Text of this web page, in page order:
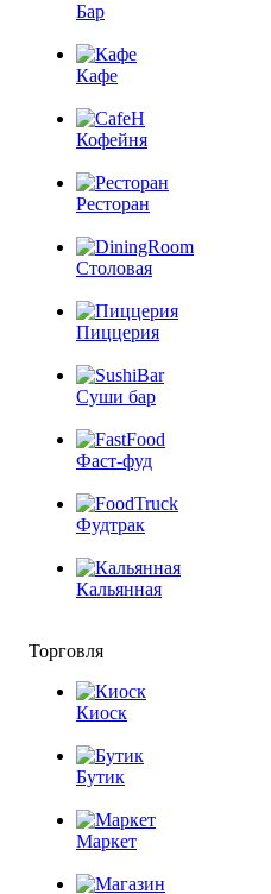
Бар
Кафе
Кофейня
Ресторан
Столовая
Пиццерия
Суши бар
Фаст-фуд
Фудтрак
Кальянная
Торговля
Киоск
Бутик
Маркет